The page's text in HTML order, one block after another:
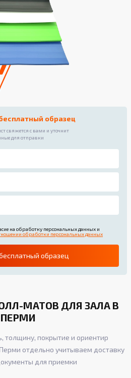
образец
свяжется с вами и уточнит
для отправки
на обработку персональных данных и
обработки персональных данных
образец
МАТОВ ДЛЯ ЗАЛА В
ПЕРМИ
толщину, покрытие и ориентир
отдельно учитываем доставку
для приемки